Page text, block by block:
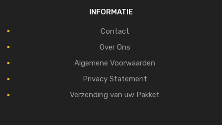
INFORMATIE
Contact
Over Ons
Algemene Voorwaarden
Privacy Statement
Verzending van uw Pakket